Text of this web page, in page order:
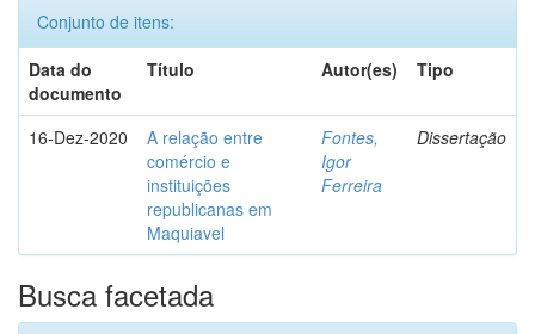
Conjunto de itens:
Data do
documento
Título Autor(es) Tipo
16-Dez-2020
A relação entre
comércio e
instituições
republicanas em
Maquiavel
Fontes,
Igor
Ferreira
Dissertação
Busca facetada